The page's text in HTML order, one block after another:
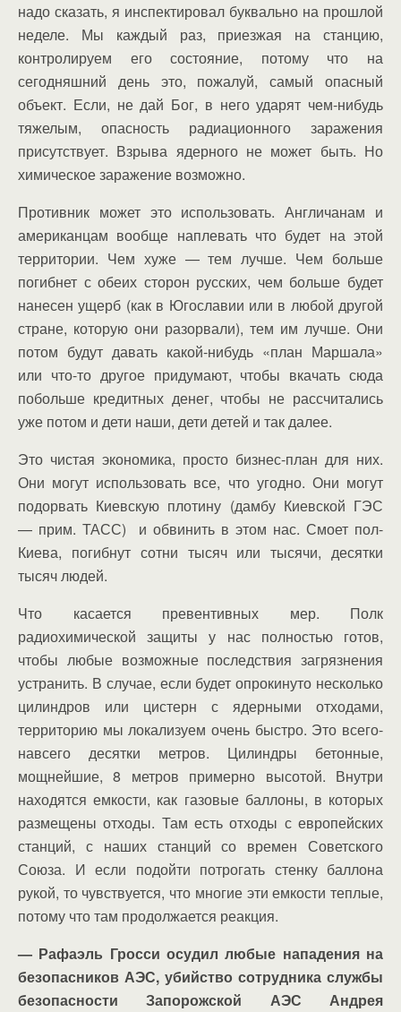
надо сказать, я инспектировал буквально на прошлой
неделе. Мы каждый раз, приезжая на станцию,
контролируем его состояние, потому что на
сегодняшний день это, пожалуй, самый опасный
объект. Если, не дай Бог, в него ударят чем-нибудь
тяжелым, опасность радиационного заражения
присутствует. Взрыва ядерного не может быть. Но
химическое заражение возможно.
Противник может это использовать. Англичанам и
американцам вообще наплевать что будет на этой
территории. Чем хуже — тем лучше. Чем больше
погибнет с обеих сторон русских, чем больше будет
нанесен ущерб (как в Югославии или в любой другой
стране, которую они разорвали), тем им лучше. Они
потом будут давать какой-нибудь «план Маршала»
или что-то другое придумают, чтобы вкачать сюда
побольше кредитных денег, чтобы не рассчитались
уже потом и дети наши, дети детей и так далее.
Это чистая экономика, просто бизнес-план для них.
Они могут использовать все, что угодно. Они могут
подорвать Киевскую плотину (дамбу Киевской ГЭС
— прим. ТАСС) и обвинить в этом нас. Смоет пол-
Киева, погибнут сотни тысяч или тысячи, десятки
тысяч людей.
Что касается превентивных мер. Полк
радиохимической защиты у нас полностью готов,
чтобы любые возможные последствия загрязнения
устранить. В случае, если будет опрокинуто несколько
цилиндров или цистерн с ядерными отходами,
территорию мы локализуем очень быстро. Это всего-
навсего десятки метров. Цилиндры бетонные,
мощнейшие, 8 метров примерно высотой. Внутри
находятся емкости, как газовые баллоны, в которых
размещены отходы. Там есть отходы с европейских
станций, с наших станций со времен Советского
Союза. И если подойти потрогать стенку баллона
рукой, то чувствуется, что многие эти емкости теплые,
потому что там продолжается реакция.
— Рафаэль Гросси осудил любые нападения на
безопасников АЭС, убийство сотрудника службы
безопасности Запорожской АЭС Андрея